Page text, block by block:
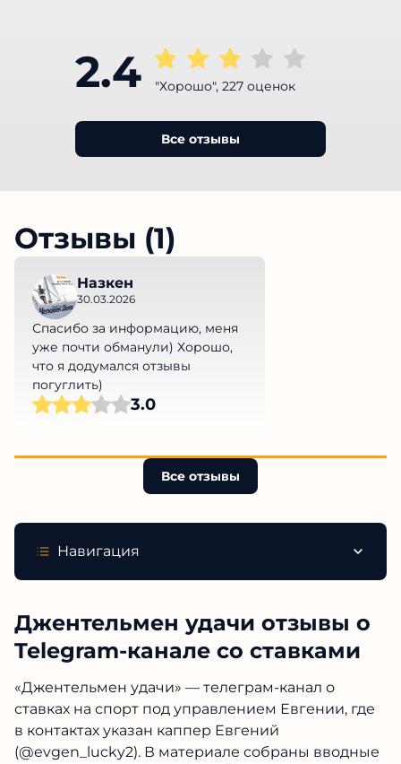
2.4 "Хорошо", 227 оценок
Все отзывы
Отзывы (1)
Назкен
30.03.2026
Спасибо за информацию, меня
уже почти обманули) Хорошо,
что я додумался отзывы
погуглить)
3.0
Все отзывы
Навигация
Джентельмен удачи отзывы о
Telegram-канале со ставками
«Джентельмен удачи» — телеграм-канал о
ставках на спорт под управлением Евгении, где
в контактах указан каппер Евгений
(@evgen_lucky2). В материале собраны вводные